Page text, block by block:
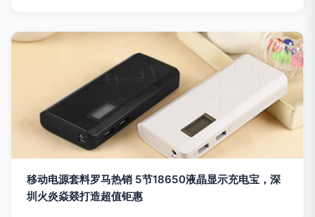
移动电源套料罗马热销 5节18650液晶显示充电宝，深
圳火炎焱燚打造超值钜惠